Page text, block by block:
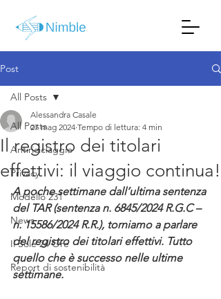
Post
All Posts
Antiriciclaggio
Privacy
Modello 231
News
Il Sole 24 Ore
Report di sostenibilità
All Posts
Il registro dei titolari
effettivi: il viaggio continua!
Alessandra Casale
27 mag 2024 Tempo di lettura: 4 min
A poche settimane dall’ultima sentenza
del TAR (sentenza n. 6845/2024 R.G.C –
n. 15586/2024 R.R.), torniamo a parlare
del registro dei titolari effettivi. Tutto
quello che è successo nelle ultime
settimane.